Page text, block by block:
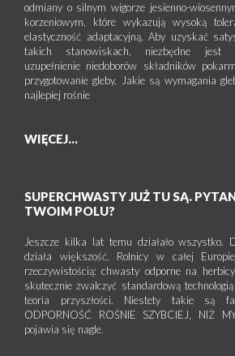
odmiany o silnym wigorze jesienno-
korzeniowym, które wykazują wysoką
elastyczność adaptacyjną. Aby uzyskać
takich stanowiskach, niezbędne jest
uzupełnienie niedoborów składników
przygotowanie gleby. Jakie są wymagania
najlepiej rośnie
WIĘCEJ...
SUPERCHWASTY JUŻ TU SĄ.
TWOIM POLU?
Jeszcze kilka lat temu działało wszystko.
działa większość. Rolnicy w całej
rzeczywistością: chwasty odporne na
skutecznie zwalczyć standardową
teoria przyszłości. Niestety takie są
ODPORNOŚĆ ROŚNIE SZYBCIEJ, NIŻ
pojawia się nagle.